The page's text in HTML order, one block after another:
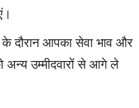
के दौरान आपका सेवा भाव और
उम्मीदवारों से आगे ले